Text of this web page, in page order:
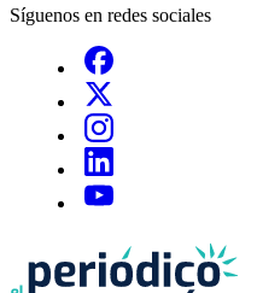
Síguenos en redes sociales